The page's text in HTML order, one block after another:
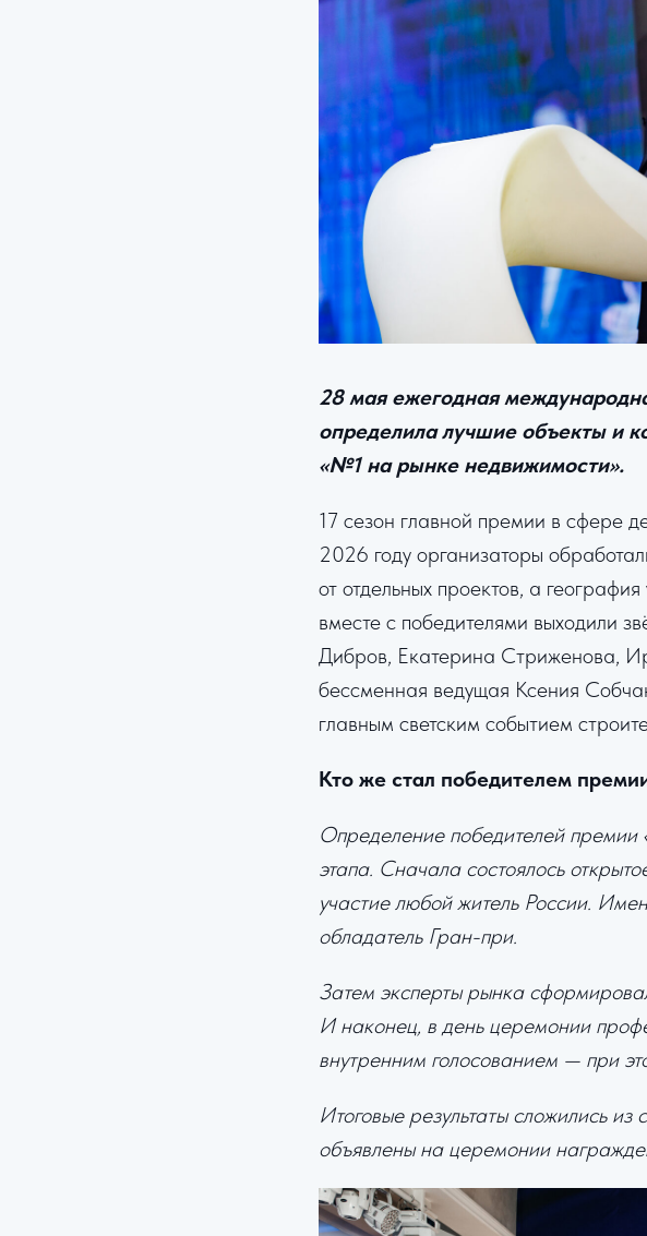
28 мая ежегодная
определила лучшие объекты и
«№1 на рынке недвижимости».
17 сезон главной премии в сфере
2026 году организаторы
от отдельных проектов, а
вместе с победителями выходили
Дибров, Екатерина Стриженова,
бессменная ведущая Ксения
главным светским событием
Кто же стал победителем
Определение победителей
этапа. Сначала состоялось
участие любой житель России.
обладатель Гран-при.
Затем эксперты рынка
И наконец, в день церемонии
внутренним голосованием — при
Итоговые результаты сложились
объявлены на церемонии